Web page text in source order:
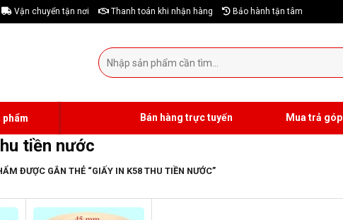
Vận chuyển tận nơi Thanh toán khi nhận hàng Bảo hành tận tâm
Tìm
kiếm:
phẩm Bán hàng trực tuyến Mua trả góp
tiền nước
ĐƯỢC GẮN THẺ “GIẤY IN K58 THU TIỀN NƯỚC”